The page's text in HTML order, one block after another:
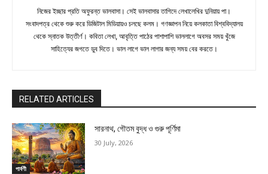
নিজের ইচ্ছার প্রতি অফুরন্ত ভালবাসা। সেই ভালবাসার তাগিদে লেখালেখির দুনিয়ায় পা।
সংবাদপত্র থেকে শুরু করে ডিজিটাল মিডিয়ায়‌ও চলছে কলম। গণজ্ঞাপন নিয়ে কলকাতা বিশ্ববিদ্যালয়
থেকে স্নাতক উত্তীর্ণ। কবিতা লেখা, আবৃত্তি পাঠের পাশাপাশি ভাললাগে অবসর সময় খুঁজে
সাহিত্যের জগতে ডুব দিতে। ভাল লাগে ভাল লাগার জন্য সময় বের করতে।
RELATED ARTICLES
পার্বণী
সারনাথ, গৌতম বুদ্ধ ও গুরু পূর্ণিমা
30 July, 2026